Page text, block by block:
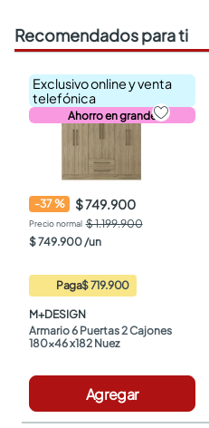
Recomendados para ti
Exclusivo online y venta
telefónica
Ahorro en grande
-37% $ 749.900
$ 1.199.900
$749.900/un
Paga$ 719.900
M+DESIGN
Armario 6 Puertas 2 Cajones
180x46 x182 Nuez
Agregar